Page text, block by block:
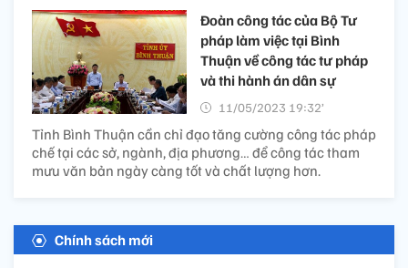
Đoàn công tác của Bộ Tư
pháp làm việc tại Bình
Thuận về công tác tư pháp
và thi hành án dân sự
11/05/2023 19:32’
Tỉnh Bình Thuận cần chỉ đạo tăng cường công tác pháp
chế tại các sở, ngành, địa phương… để công tác tham
mưu văn bản ngày càng tốt và chất lượng hơn.
Chính sách mới